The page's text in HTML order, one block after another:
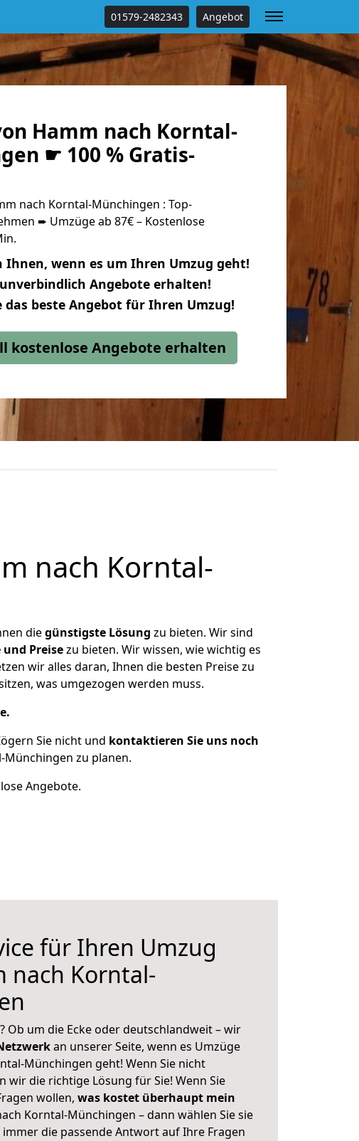
01579-2482343 Angebot
Hamm nach Korntal-
☛ 100 % Gratis-
nach Korntal-Münchingen : Top-
➨ Umzüge ab 87€ – Kostenlose
Ihnen, wenn es um Ihren Umzug geht!
Angebote erhalten!
das beste Angebot für Ihren Umzug!
kostenlose Angebote erhalten
nach Korntal-
diegünstigste Lösung zu bieten. Wir sind
Preisezu bieten. Wir wissen, wie wichtig es
wir alles daran, Ihnen die besten Preise zu
was umgezogen werden muss.
Sie nicht und kontaktieren Sie uns noch
zu planen.
Angebote.
für Ihren Umzug
nach Korntal-
Ob um die Ecke oder deutschlandweit – wir
an unserer Seite, wenn es Umzüge
Münchingen geht! Wenn Sie nicht
wir die richtige Lösung für Sie! Wenn Sie
wollen, was kostet überhaupt mein
Korntal-Münchingen – dann wählen Sie sie
die passende Antwort auf Ihre Fragen